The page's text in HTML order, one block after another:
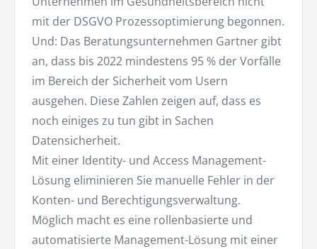
mit der DSGVO Prozessoptimierung begonnen.
Und: Das Beratungsunternehmen Gartner gibt
an, dass bis 2022 mindestens 95 % der Vorfälle
im Bereich der Sicherheit vom Usern
ausgehen. Diese Zahlen zeigen auf, dass es
noch einiges zu tun gibt in Sachen
Datensicherheit.
Mit einer Identity- und Access Management-
Lösung eliminieren Sie manuelle Fehler in der
Konten- und Berechtigungsverwaltung.
Möglich macht es eine rollenbasierte und
automatisierte Management-Lösung mit einer